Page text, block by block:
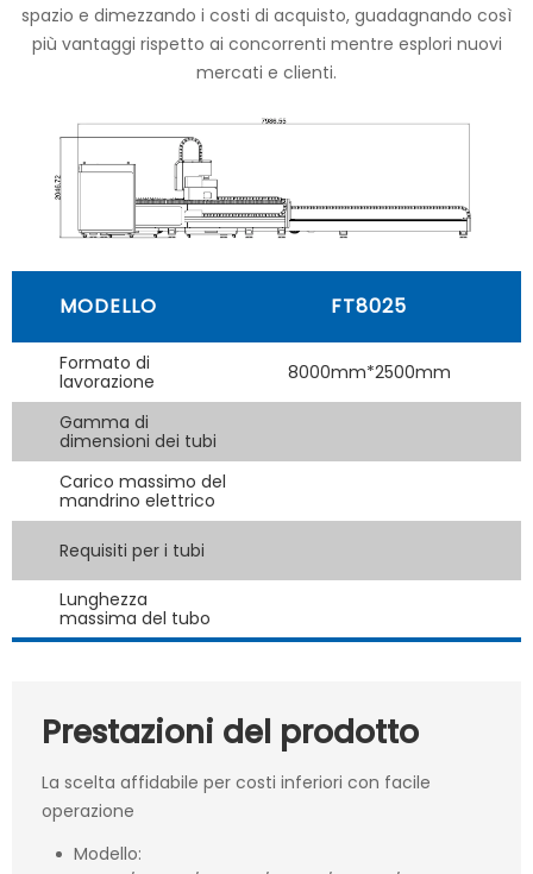
spazio e dimezzando i costi di acquisto, guadagnando così
più vantaggi rispetto ai concorrenti mentre esplori nuovi
mercati e clienti.
MODELLO FT8025
Formato di
lavorazione
8000mm*2500mm
Gamma di
dimensioni dei tubi
Carico massimo del
mandrino elettrico
Requisiti per i tubi
Lunghezza
massima del tubo
Prestazioni del prodotto
La scelta affidabile per costi inferiori con facile
operazione
Modello: